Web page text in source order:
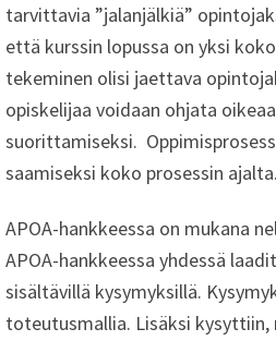
tarvittavia ”jalanjälkiä”
että kurssin lopussa on yksi
tekeminen olisi jaettava
opiskelijaa voidaan ohjata
suorittamiseksi.
saamiseksi koko prosessin ajalta.
APOA-hankkeessa on mukana
APOA-hankkeessa yhdessä
sisältävillä kysymyksillä.
toteutusmallia. Lisäksi kysyttiin,